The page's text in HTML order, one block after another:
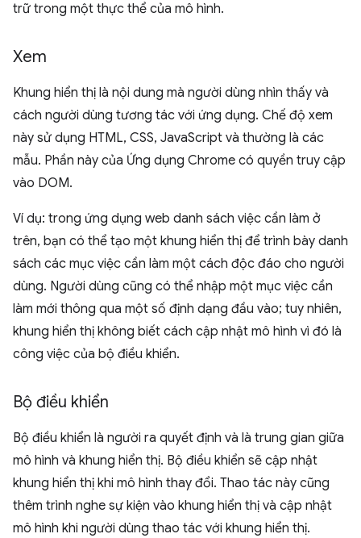
trữ trong một thực thể của mô hình.
Xem
Khung hiển thị là nội dung mà người dùng nhìn thấy và
cách người dùng tương tác với ứng dụng. Chế độ xem
này sử dụng HTML, CSS, JavaScript và thường là các
mẫu. Phần này của Ứng dụng Chrome có quyền truy cập
vào DOM.
Ví dụ: trong ứng dụng web danh sách việc cần làm ở
trên, bạn có thể tạo một khung hiển thị để trình bày danh
sách các mục việc cần làm một cách độc đáo cho người
dùng. Người dùng cũng có thể nhập một mục việc cần
làm mới thông qua một số định dạng đầu vào; tuy nhiên,
khung hiển thị không biết cách cập nhật mô hình vì đó là
công việc của bộ điều khiển.
Bộ điều khiển
Bộ điều khiển là người ra quyết định và là trung gian giữa
mô hình và khung hiển thị. Bộ điều khiển sẽ cập nhật
khung hiển thị khi mô hình thay đổi. Thao tác này cũng
thêm trình nghe sự kiện vào khung hiển thị và cập nhật
mô hình khi người dùng thao tác với khung hiển thị.